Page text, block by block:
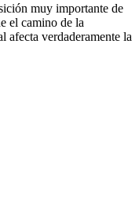
muy importante de
el camino de la
afecta verdaderamente la